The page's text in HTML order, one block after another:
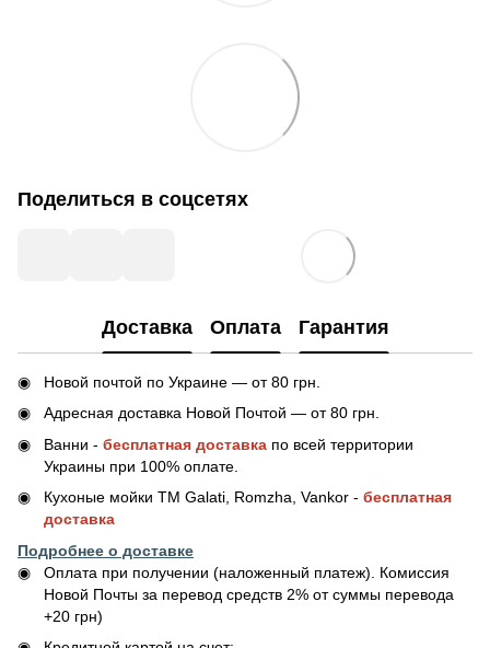
Поделиться в соцсетях
Доставка Оплата Гарантия
Новой почтой по Украине — от 80 грн.
Адресная доставка Новой Почтой — от 80 грн.
Ванни - бесплатная доставка по всей территории
Украины при 100% оплате.
Кухоные мойки ТМ Galati, Romzha, Vankor - бесплатная
доставка
Подробнее о доставке
Оплата при получении (наложенный платеж). Комиссия
Новой Почты за перевод средств 2% от суммы перевода
+20 грн)